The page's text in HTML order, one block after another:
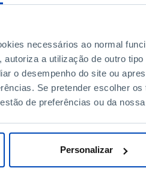
necessários ao normal
a utilização de outro
o desempenho do site ou
Se pretender escolher
de preferências ou da nossa
Personalizar
DATA DE FIM